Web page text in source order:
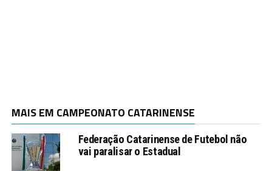
MAIS EM CAMPEONATO CATARINENSE
Federação Catarinense de Futebol não
vai paralisar o Estadual